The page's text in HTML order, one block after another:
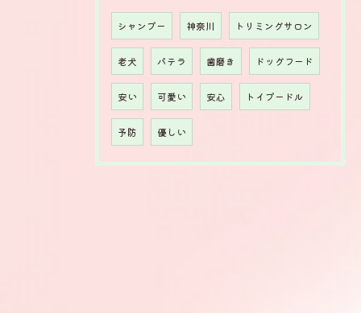
シャンプー 神奈川 トリミングサロン
老犬 パテラ 歯磨き ドッグフード
安い 可愛い 安心 トイプードル
予防 優しい